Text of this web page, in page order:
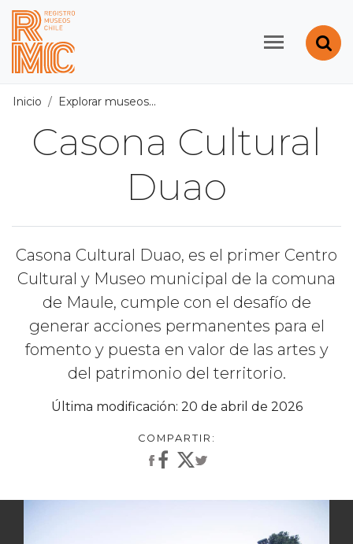
Contenido principal
Registro de Museos
Inicio Explorar museos
Casona Cultural
Duao
Casona Cultural Duao, es el primer Centro
Cultural y Museo municipal de la comuna
de Maule, cumple con el desafío de
generar acciones permanentes para el
fomento y puesta en valor de las artes y
del patrimonio del territorio.
Última modificación: 20 de abril de 2026